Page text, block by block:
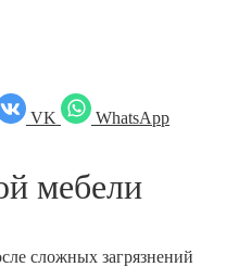
VK
WhatsApp
мебели
сложных загрязнений